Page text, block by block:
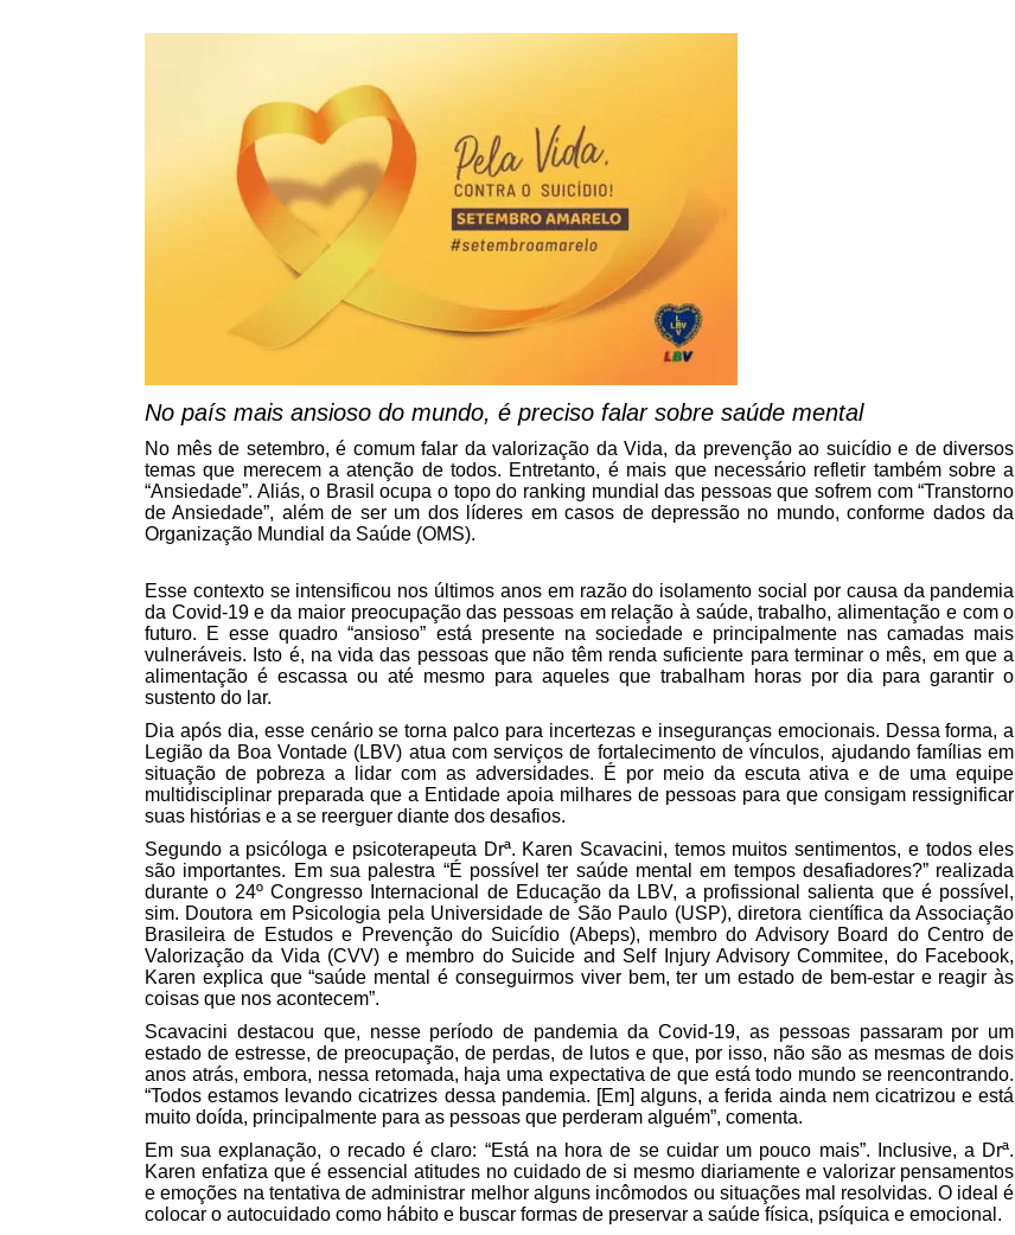
No país mais ansioso do mundo, é preciso falar sobre saúde mental
No mês de setembro, é comum falar da valorização da Vida, da prevenção ao suicídio e de diversos
temas que merecem a atenção de todos. Entretanto, é mais que necessário refletir também sobre a
“Ansiedade”. Aliás, o Brasil ocupa o topo do ranking mundial das pessoas que sofrem com “Transtorno
de Ansiedade”, além de ser um dos líderes em casos de depressão no mundo, conforme dados da
Organização Mundial da Saúde (OMS).
Esse contexto se intensificou nos últimos anos em razão do isolamento social por causa da pandemia
da Covid-19 e da maior preocupação das pessoas em relação à saúde, trabalho, alimentação e com o
futuro. E esse quadro “ansioso” está presente na sociedade e principalmente nas camadas mais
vulneráveis. Isto é, na vida das pessoas que não têm renda suficiente para terminar o mês, em que a
alimentação é escassa ou até mesmo para aqueles que trabalham horas por dia para garantir o
sustento do lar.
Dia após dia, esse cenário se torna palco para incertezas e inseguranças emocionais. Dessa forma, a
Legião da Boa Vontade (LBV) atua com serviços de fortalecimento de vínculos, ajudando famílias em
situação de pobreza a lidar com as adversidades. É por meio da escuta ativa e de uma equipe
multidisciplinar preparada que a Entidade apoia milhares de pessoas para que consigam ressignificar
suas histórias e a se reerguer diante dos desafios.
Segundo a psicóloga e psicoterapeuta Drª. Karen Scavacini, temos muitos sentimentos, e todos eles
são importantes. Em sua palestra “É possível ter saúde mental em tempos desafiadores?” realizada
durante o 24º Congresso Internacional de Educação da LBV, a profissional salienta que é possível,
sim. Doutora em Psicologia pela Universidade de São Paulo (USP), diretora científica da Associação
Brasileira de Estudos e Prevenção do Suicídio (Abeps), membro do Advisory Board do Centro de
Valorização da Vida (CVV) e membro do Suicide and Self Injury Advisory Commitee, do Facebook,
Karen explica que “saúde mental é conseguirmos viver bem, ter um estado de bem-estar e reagir às
coisas que nos acontecem”.
Scavacini destacou que, nesse período de pandemia da Covid-19, as pessoas passaram por um
estado de estresse, de preocupação, de perdas, de lutos e que, por isso, não são as mesmas de dois
anos atrás, embora, nessa retomada, haja uma expectativa de que está todo mundo se reencontrando.
“Todos estamos levando cicatrizes dessa pandemia. [Em] alguns, a ferida ainda nem cicatrizou e está
muito doída, principalmente para as pessoas que perderam alguém”, comenta.
Em sua explanação, o recado é claro: “Está na hora de se cuidar um pouco mais”. Inclusive, a Drª.
Karen enfatiza que é essencial atitudes no cuidado de si mesmo diariamente e valorizar pensamentos
e emoções na tentativa de administrar melhor alguns incômodos ou situações mal resolvidas. O ideal é
colocar o autocuidado como hábito e buscar formas de preservar a saúde física, psíquica e emocional.